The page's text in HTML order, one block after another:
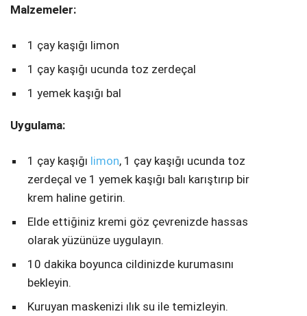
Malzemeler:
1 çay kaşığı limon
1 çay kaşığı ucunda toz zerdeçal
1 yemek kaşığı bal
Uygulama:
1 çay kaşığı limon, 1 çay kaşığı ucunda toz
zerdeçal ve 1 yemek kaşığı balı karıştırıp bir
krem haline getirin.
Elde ettiğiniz kremi göz çevrenizde hassas
olarak yüzünüze uygulayın.
10 dakika boyunca cildinizde kurumasını
bekleyin.
Kuruyan maskenizi ılık su ile temizleyin.